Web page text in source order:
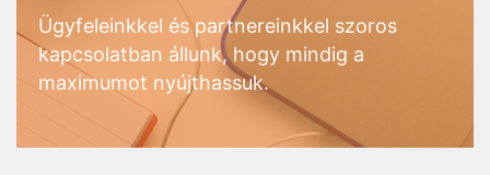
Ügyfeleinkkel és partnereinkkel szoros
kapcsolatban állunk, hogy mindig a
maximumot nyújthassuk.